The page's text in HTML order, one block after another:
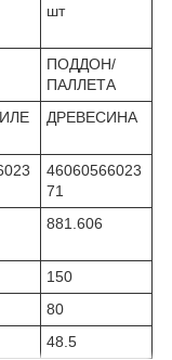
шт
ПОДДОН/
ПАЛЛЕТА
ДРЕВЕСИНА
46060566023
71
881.606
150
80
48.5